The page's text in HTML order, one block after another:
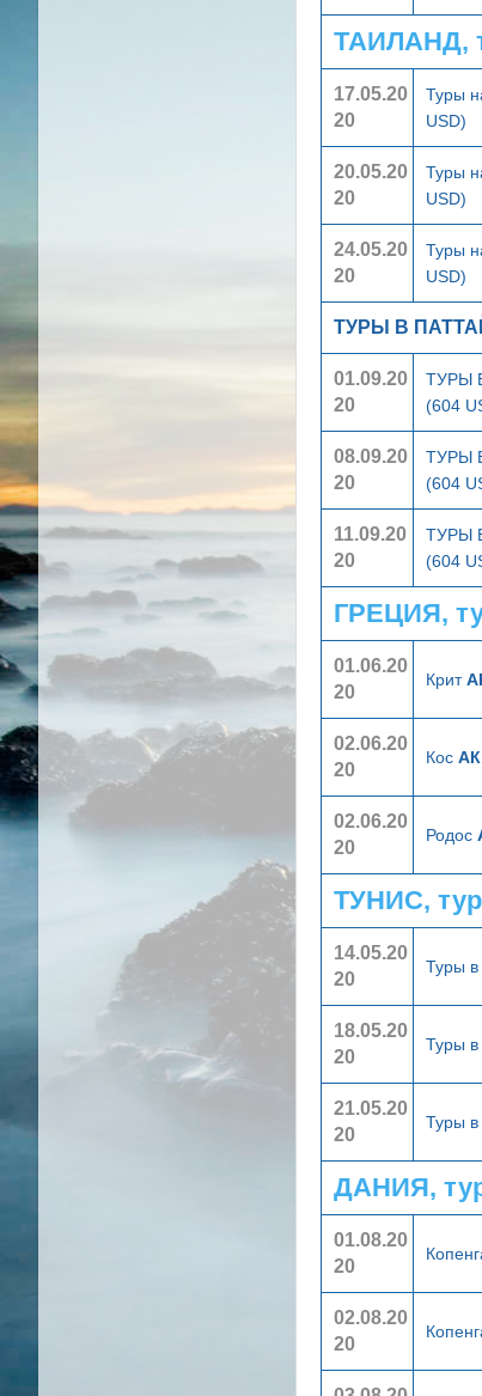
ТАИЛАНД,
17.05.20
20
Туры
USD)
20.05.20
20
Туры
USD)
24.05.20
20
Туры
USD)
ТУРЫ В
01.09.20
20
ТУРЫ
(604
08.09.20
20
ТУРЫ
(604
11.09.20
20
ТУРЫ
(604
ГРЕЦИЯ,
01.06.20
20
Крит
02.06.20
20
Кос АК
02.06.20
20
Родос
ТУНИС,
14.05.20
20
Туры в
18.05.20
20
Туры в
21.05.20
20
Туры в
ДАНИЯ,
01.08.20
20
02.08.20
20